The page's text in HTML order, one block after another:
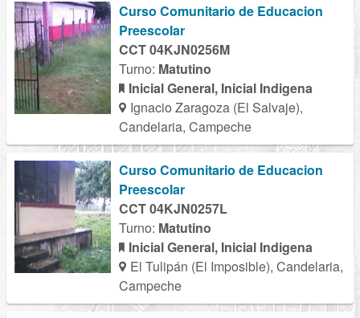
Curso Comunitario de Educacion
Preescolar
CCT 04KJN0256M
Turno: Matutino
Inicial General, Inicial Indigena
Ignacio Zaragoza (El Salvaje),
Candelaria, Campeche
Curso Comunitario de Educacion
Preescolar
CCT 04KJN0257L
Turno: Matutino
Inicial General, Inicial Indigena
El Tulipán (El Imposible), Candelaria,
Campeche